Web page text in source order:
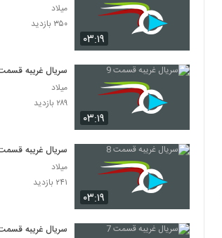
۰۳:۱۹
میلاد
۳۵۰ بازدید
۰۳:۱۹
سریال غریبه قسمت
میلاد
۲۸۹ بازدید
۰۳:۱۹
سریال غریبه قسمت
میلاد
۲۴۱ بازدید
سریال غریبه قسمت